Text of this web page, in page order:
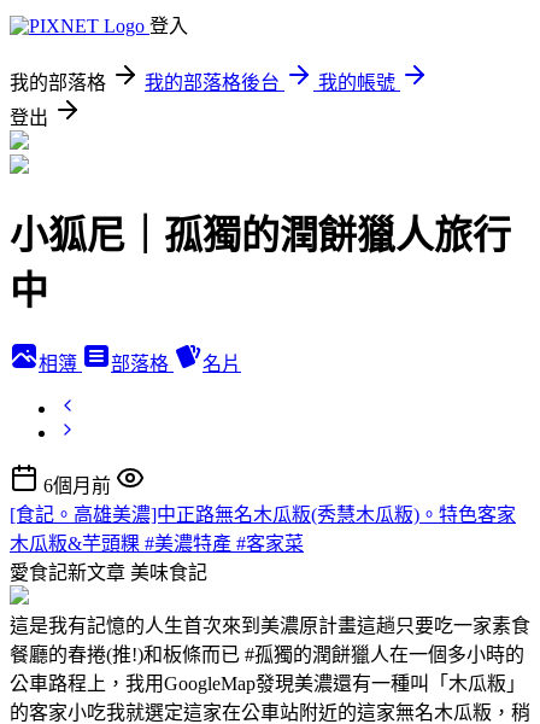
登入
我的部落格 我的部落格後台
我的帳號
登出
小狐尼｜孤獨的潤餅獵人旅行
中
相簿 部落格 名片
6個月前
[食記。高雄美濃]中正路無名木瓜粄(秀慧木瓜粄)。特色客家
木瓜粄&芋頭粿 #美濃特產 #客家菜
愛食記新文章 美味食記
這是我有記憶的人生首次來到美濃原計畫這趟只要吃一家素食
餐廳的春捲(推!)和板條而已 #孤獨的潤餅獵人在一個多小時的
公車路程上，我用GoogleMap發現美濃還有一種叫「木瓜粄」
的客家小吃我就選定這家在公車站附近的這家無名木瓜粄，稍